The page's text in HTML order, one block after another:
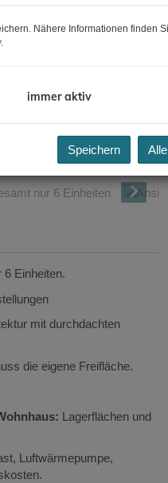
6 Einheiten.
mit durchdachten
die eigene Freifläche.
Lagerflächen und
Luftwärmepumpe,
Nähere Informationen finden
.
immer aktiv
Speichern